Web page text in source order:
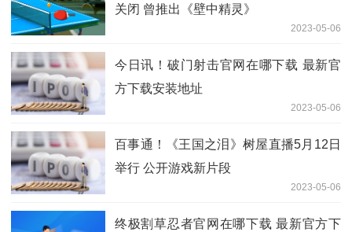
关闭 曾推出《壁中精灵》
2023-05-06
今日讯！破门射击官网在哪下载 最新官
方下载安装地址
2023-05-06
百事通！《王国之泪》树屋直播5月12日
举行 公开游戏新片段
2023-05-06
终极割草忍者官网在哪下载 最新官方下